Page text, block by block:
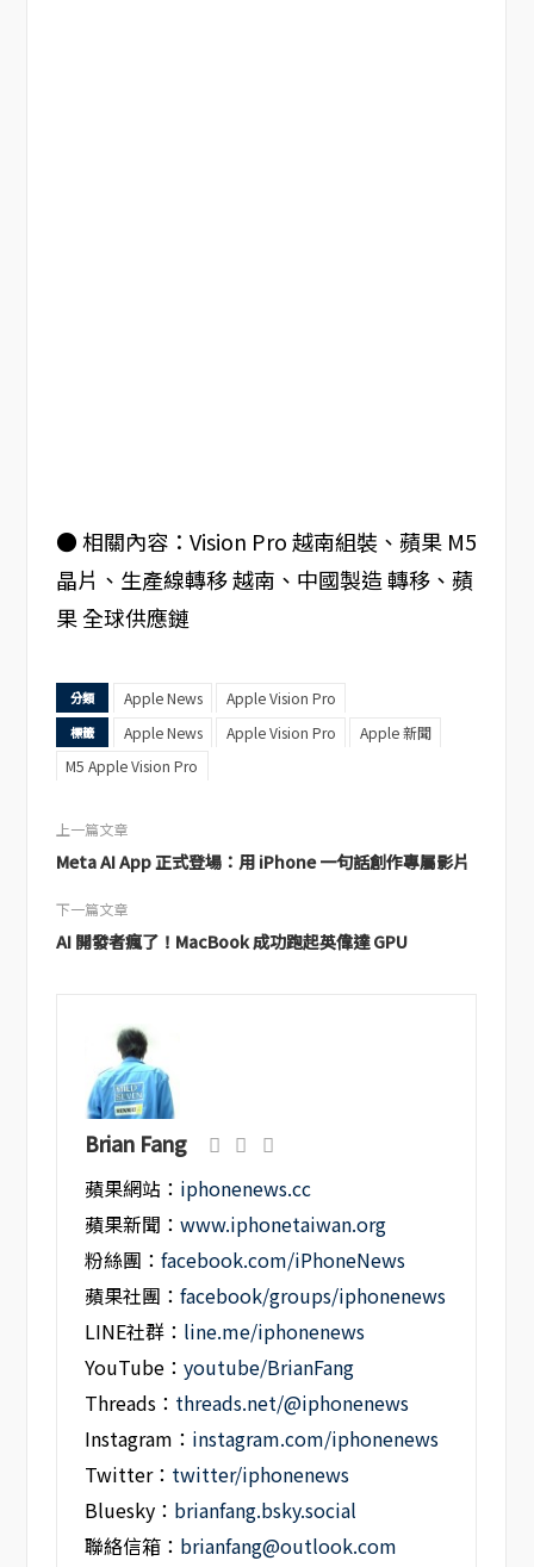
● 相關內容：Vision Pro 越南組裝、蘋果 M5
晶片、生產線轉移 越南、中國製造 轉移、蘋
果 全球供應鏈
分類 Apple News Apple Vision Pro
標籤 Apple News Apple Vision Pro
Apple 新聞
M5 Apple Vision Pro
上一篇文章
Meta AI App 正式登場：用 iPhone 一句話創作專屬影片
下一篇文章
AI 開發者瘋了！MacBook 成功跑起英偉達 GPU
Brian Fang
蘋果網站： iphonenews.cc
蘋果新聞：www.iphonetaiwan.org
粉絲團：facebook.com/iPhoneNews
蘋果社團：facebook/groups/iphonenews
LINE社群： line.me/iphonenews
YouTube：youtube/BrianFang
Threads： threads.net/@iphonenews
Instagram： instagram.com/iphonenews
Twitter： twitter/iphonenews
Bluesky： brianfang.bsky.social
聯絡信箱： brianfang@outlook.com